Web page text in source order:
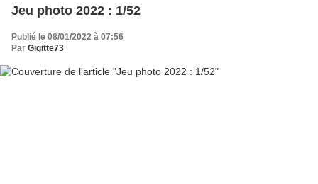
Jeu photo 2022 : 1/52
Publié le 08/01/2022 à 07:56
Par Gigitte73